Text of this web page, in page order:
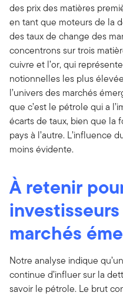
des prix des matières
en tant que moteurs de la
des taux de change des
concentrons sur trois
cuivre et l’or, qui
notionnelles les plus
l’univers des marchés
que c’est le pétrole qui a
écarts de taux, bien que la
pays à l’autre. L’influence
moins évidente.
À retenir
marchés
Notre analyse indique
continue d’influer sur la
savoir le pétrole. Le brut